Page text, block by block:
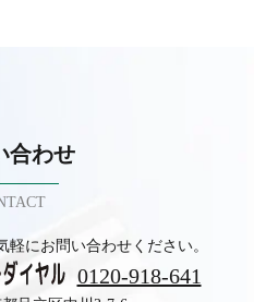
合わせ
にお問い合わせください。
0120-918-641